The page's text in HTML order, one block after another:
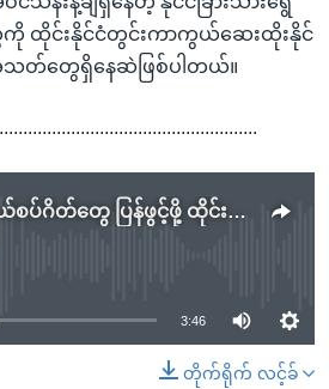
ကို ထိုင်းနိုင်ငံတွင်းကာကွယ်ဆေးထိုးနိုင်
တွေရှိနေဆဲဖြစ်ပါတယ်။
မြန်မာနယ်စပ်အပါ နယ်စပ်ဂိတ်တွေ ပြန်ဖွင့်ဖို့ ထိုင်းစဉ်းစားနေ
source currently available
3:46
တိုက်ရိုက် လင့်ခ်